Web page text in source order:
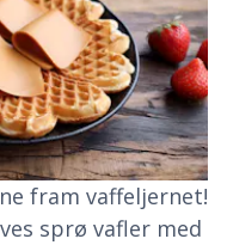
fram vaffeljernet!
sprø vafler med